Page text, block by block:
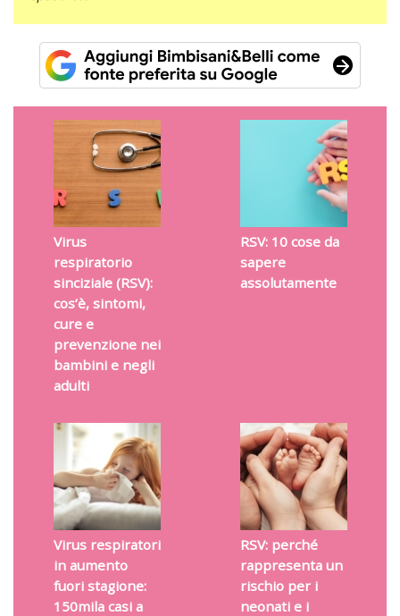
Virus
respiratorio
sinciziale (RSV):
cos’è, sintomi,
cure e
prevenzione nei
bambini e negli
adulti
RSV: 10 cose da
sapere
assolutamente
Virus respiratori
in aumento
fuori stagione:
150mila casi a
RSV: perché
rappresenta un
rischio per i
neonati e i